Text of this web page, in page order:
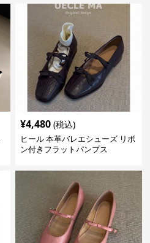
¥4,480 (税込)
ヒール 本革バレエシューズ リボ
ン付きフラットパンプス